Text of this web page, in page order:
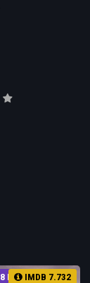
8 EP IMDB 7.732